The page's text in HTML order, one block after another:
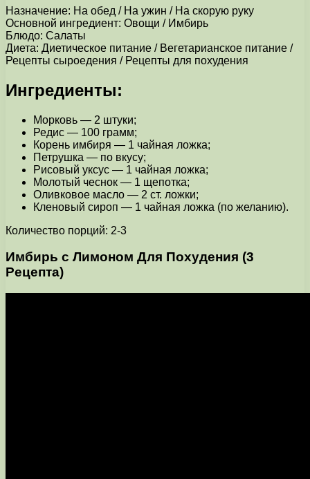
Назначение: На обед / На ужин / На скорую руку
Основной ингредиент: Овощи / Имбирь
Блюдо: Салаты
Диета: Диетическое питание / Вегетарианское питание /
Рецепты сыроедения / Рецепты для похудения
Ингредиенты:
Морковь — 2 штуки;
Редис — 100 грамм;
Корень имбиря — 1 чайная ложка;
Петрушка — по вкусу;
Рисовый уксус — 1 чайная ложка;
Молотый чеснок — 1 щепотка;
Оливковое масло — 2 ст. ложки;
Кленовый сироп — 1 чайная ложка (по желанию).
Количество порций: 2-3
Имбирь с Лимоном Для Похудения (3
Рецепта)